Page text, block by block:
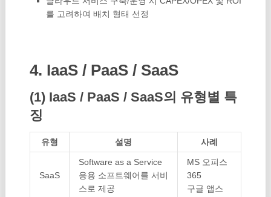
를 고려하여 배치 형태 선정
4. IaaS / PaaS / SaaS
(1) IaaS / PaaS / SaaS의 유형별 특
징
유형 설명 사례
SaaS
Software as a Service
응용 소프트웨어를 서비
스로 제공
MS 오피스
365
구글 앱스